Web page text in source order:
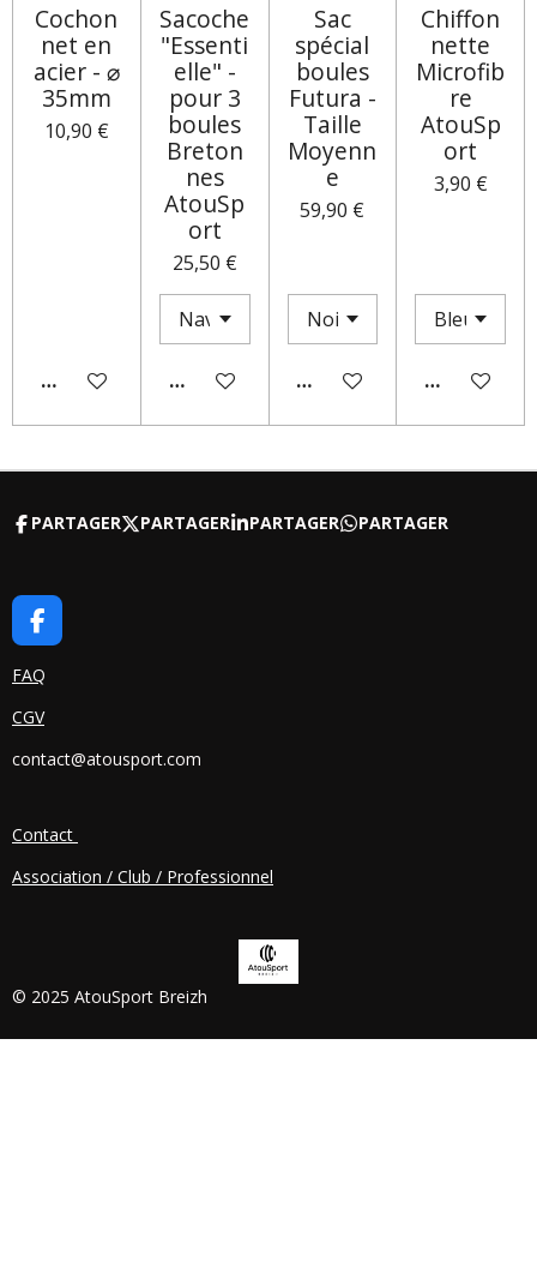
Cochon
net en
acier - ⌀
35mm
10,90 €
AJOUTER AU PANIER
Sacoche
"Essenti
elle" -
pour 3
boules
Breton
nes
AtouSp
ort
25,50 €
AJOUTER AU PANIER
Sac
spécial
boules
Futura -
Taille
Moyenn
e
59,90 €
M'AVERTIR SI DISPONIBLE
Chiffon
nette
Microfib
re
AtouSp
ort
3,90 €
AJOUTER
PARTAGER PARTAGER PARTAGER PARTAGER
F
A
C
B
O
FAQ
CGV
contact@atousport.com
Contact
Association / Club / Professionnel
© 2025 AtouSport Breizh